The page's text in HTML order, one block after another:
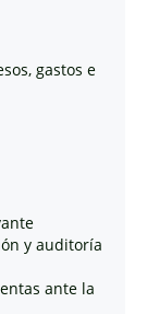
gastos e
y auditoría
ante la